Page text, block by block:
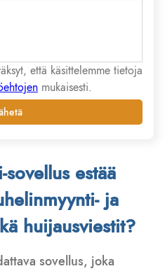
että käsittelemme tietoja
mukaisesti.
estää
ja
huijausviestit?
sovellus, joka